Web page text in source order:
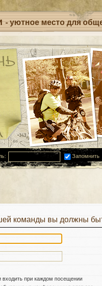
- уютное место для
Запомнить
команды вы должны
входить при каждом посещении